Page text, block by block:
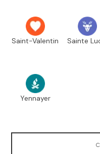
Saint-Valentin Sainte
Yennayer